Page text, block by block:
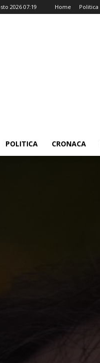
2026 07:19 Home Politica
POLITICA CRONACA